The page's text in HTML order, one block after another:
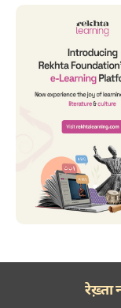
रेख़्ता